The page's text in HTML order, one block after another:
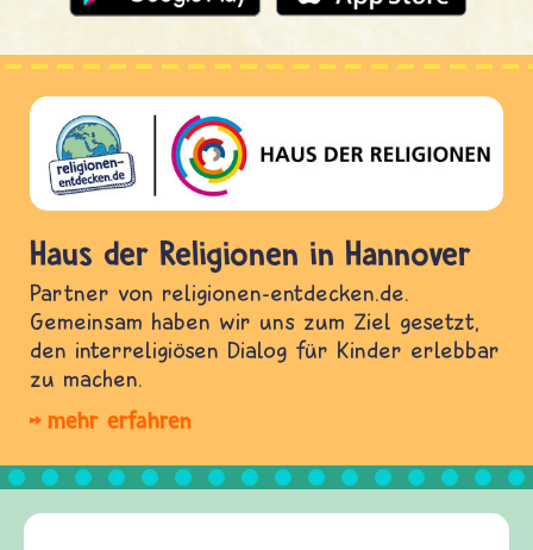
Haus der Religionen in Hannover
Partner von religionen-entdecken.de.
Gemeinsam haben wir uns zum Ziel gesetzt,
den interreligiösen Dialog für Kinder erlebbar
zu machen.
mehr erfahren